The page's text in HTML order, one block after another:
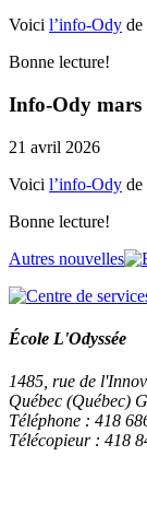
Voici l’info-Ody de
Bonne lecture!
Info-Ody mars
21 avril 2026
Voici l’info-Ody de
Bonne lecture!
Autres nouvelles
École L'Odyssée
1485, rue de
Québec (Québec)
Téléphone : 418
Télécopieur : 418